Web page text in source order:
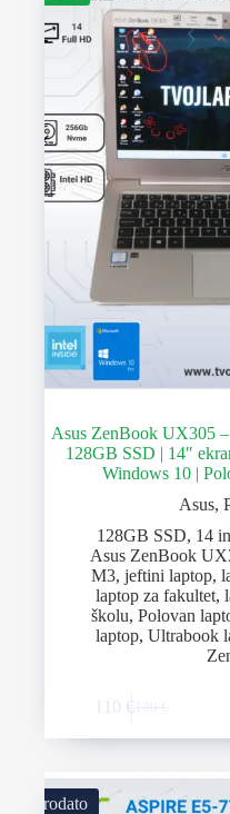
Asus ZenBook UX305
128GB SSD | 14″
Windows 10 |
Asus,
128GB SSD, 14
Asus ZenBook
M3,jeftini laptop,
laptop za fakultet,
školu,Polovan
laptop,Ultrabook
110 €
Prodato